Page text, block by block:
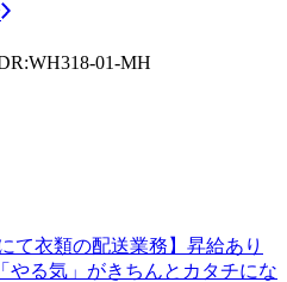
01-MH
て衣類の配送業務】昇給あり
る気」がきちんとカタチにな